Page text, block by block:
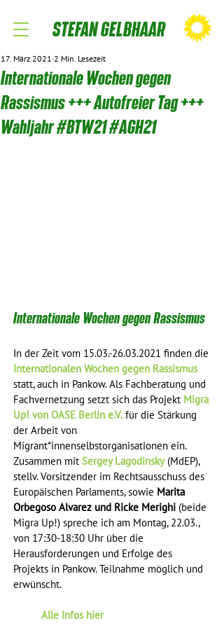
STEFAN GELBHAAR
Internationale Wochen gegen
Rassismus +++ Autofreier Tag +++
Wahljahr #BTW21 #AGH21
17. März 2021 2 Min. Lesezeit
Internationale Wochen gegen Rassismus
In der Zeit vom 15.03.-26.03.2021 finden die
Internationalen Wochen gegen Rassismus
statt, auch in Pankow. Als Fachberatung und
Fachvernetzung setzt sich das Projekt Migra
Up! von OASE Berlin e.V. für die Stärkung
der Arbeit von
Migrant*innenselbstorganisationen ein.
Zusammen mit Sergey Lagodinsky (MdEP),
stellv. Vorsitzender im Rechtsausschuss des
Europäischen Parlaments, sowie Marita
Orbegoso Alvarez und Ricke Merighi (beide
Migra Up!) spreche ich am Montag, 22.03.,
von 17:30-18:30 Uhr über die
Herausforderungen und Erfolge des
Projekts in Pankow. Teilnahme möglich und
erwünscht.
Alle Infos hier